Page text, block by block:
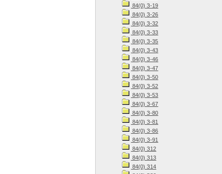
84(0) З-19
84(0) З-26
84(0) З-32
84(0) З-33
84(0) З-35
84(0) З-43
84(0) З-46
84(0) З-47
84(0) З-50
84(0) З-52
84(0) З-53
84(0) З-67
84(0) З-80
84(0) З-81
84(0) З-86
84(0) З-91
84(0) З12
84(0) З13
84(0) З14